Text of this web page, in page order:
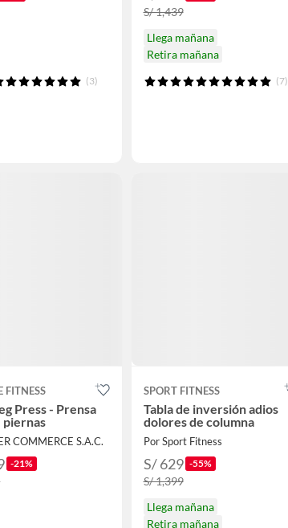
(3)
S/ 1,439
Llega mañana
Retira mañana
(7)
FITNESS
Press - Prensa
piernas
COMMERCE S.A.C.
-21%
SPORT FITNESS
Tabla de inversión adios
dolores de columna
Por Sport Fitness
S/ 629 -55%
S/ 1,399
Llega mañana
Retira mañana